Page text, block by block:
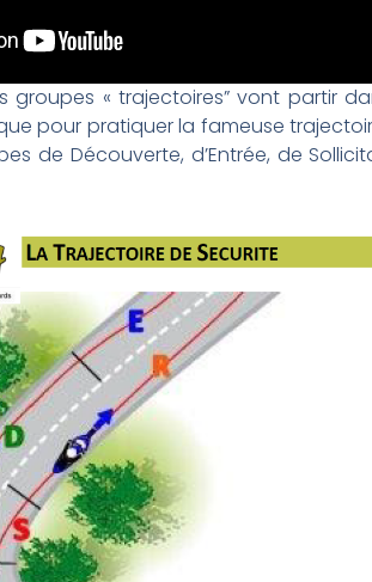
groupes « trajectoires” vont partir
pour pratiquer la fameuse
de Découverte, d’Entrée, de